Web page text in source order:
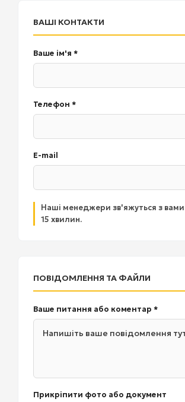
ВАШІ КОНТАКТИ
Ваше ім'я *
Телефон *
E-mail
Наші менеджери зв'яжуться з
15 хвилин.
ПОВІДОМЛЕННЯ ТА ФАЙЛИ
Ваше питання або коментар *
Прикріпити фото або документ